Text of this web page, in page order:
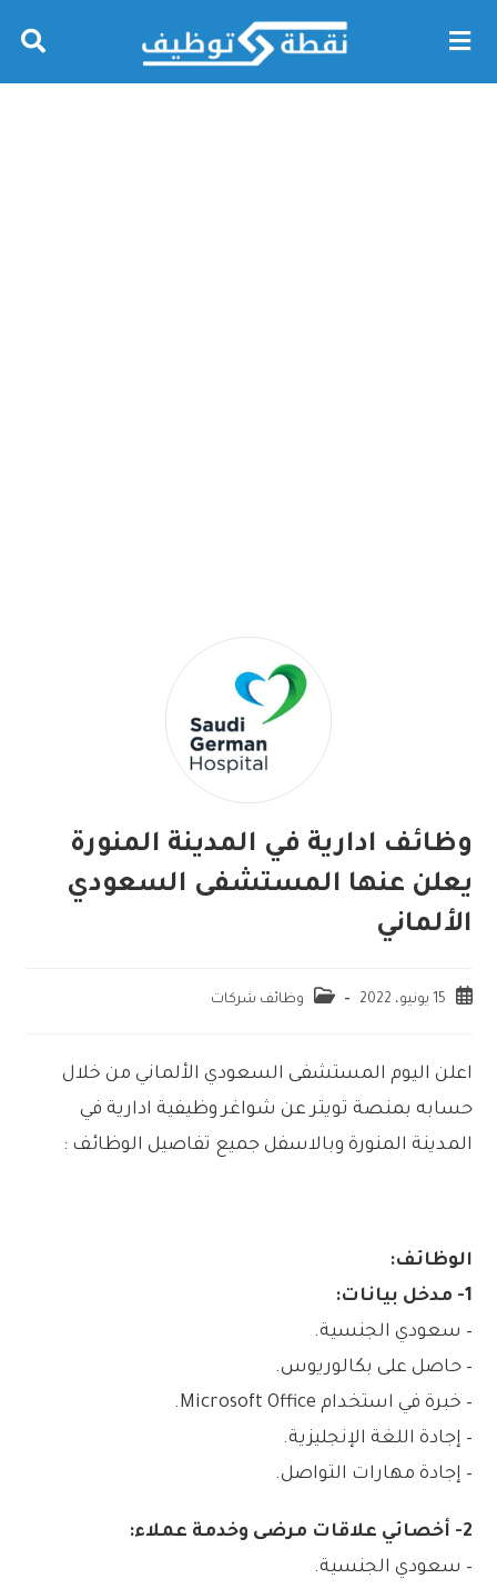
وظائف ادارية في المدينة المنورة
يعلن عنها المستشفى السعودي
الألماني
15 يونيو، 2022 وظائف شركات
اعلن اليوم المستشفى السعودي الألماني من خلال
حسابه بمنصة تويتر عن شواغر وظيفية ادارية في
المدينة المنورة وبالاسفل جميع تفاصيل الوظائف :
الوظائف:
1- مدخل بيانات:
– سعودي الجنسية.
– حاصل على بكالوريوس.
– خبرة في استخدام Microsoft Office.
– إجادة اللغة الإنجليزية.
– إجادة مهارات التواصل.
2- أخصائي علاقات مرضى وخدمة عملاء:
– سعودي الجنسية.